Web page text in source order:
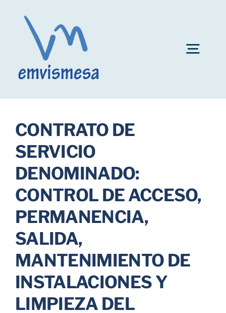
content
Ayuda al alquiler
Fianzas de inmuebles
Bonificaciones
Promociones
CONTRATO DE
SERVICIO
DENOMINADO:
CONTROL DE ACCESO,
PERMANENCIA,
SALIDA,
MANTENIMIENTO DE
INSTALACIONES Y
LIMPIEZA DEL